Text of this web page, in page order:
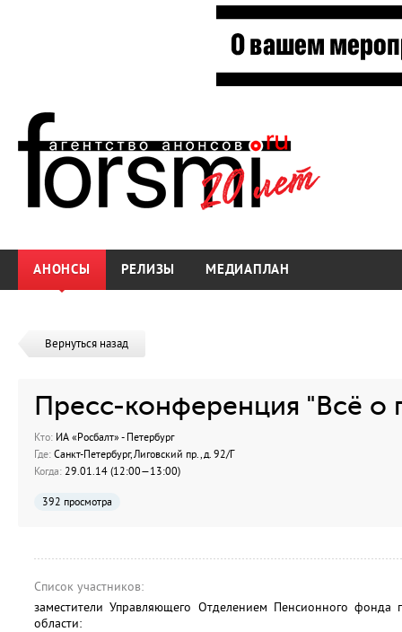
АНОНСЫ РЕЛИЗЫ МЕДИАПЛАН
Вернуться назад
Пресс-конференция "Всё о
Кто: ИА «Росбалт» - Петербург
Где: Санкт-Петербург, Лиговский пр., д. 92/Г
Когда: 29.01.14 (12:00—13:00)
392 просмотра
Список участников:
заместители Управляющего Отделением Пенсионного фонда
области: